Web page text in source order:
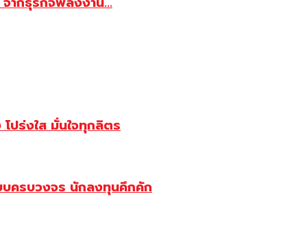
ปร่งใส มั่นใจทุกลิตร
บครบวงจร นักลงทุนคึกคัก